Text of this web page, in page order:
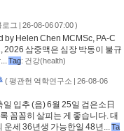
그 | 26-08-06 07:00 )
by Helen Chen MCMSc, PA-C
삼중맥은 심장 박동이 불규
Tag: 건강(health)
(평관헌 역학연구소 | 26-08-06
입추 (음) 6월 25일 검은소日
꼼꼼히 살피는 게 좋습니다. 대
운세 36년생 가능한일 48년...Ta